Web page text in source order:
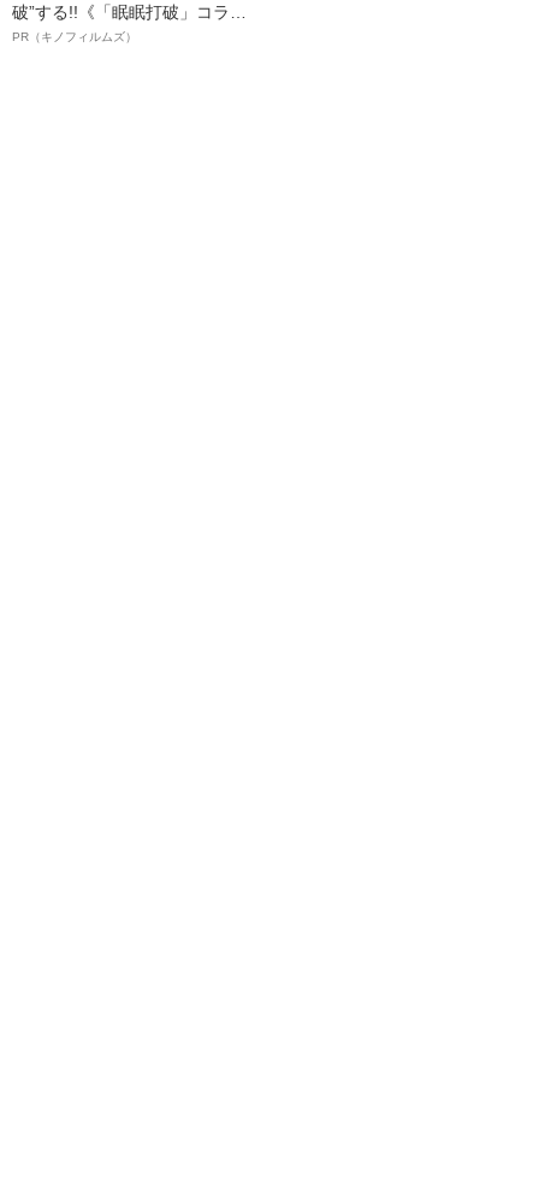
破”する!!《「眠眠打破」コラ
ボ》
PR（キノフィルムズ）